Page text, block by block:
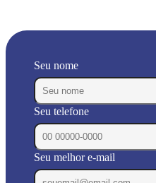
Seu nome
Seu telefone
Seu melhor e-mail